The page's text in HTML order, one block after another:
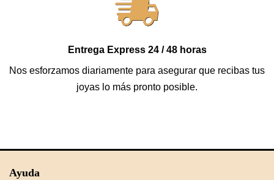
Entrega Express 24 / 48 horas
Nos esforzamos diariamente para asegurar que recibas tus
joyas lo más pronto posible.
Ayuda